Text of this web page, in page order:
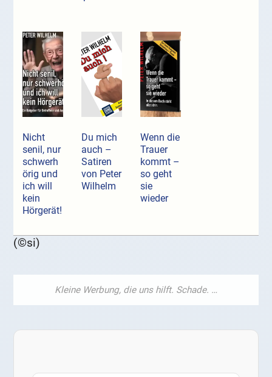
Nicht
senil, nur
schwerh
örig und
ich will
kein
Hörgerät!
Du mich
auch –
Satiren
von Peter
Wilhelm
Wenn die
Trauer
kommt –
so geht
sie
wieder
(©si)